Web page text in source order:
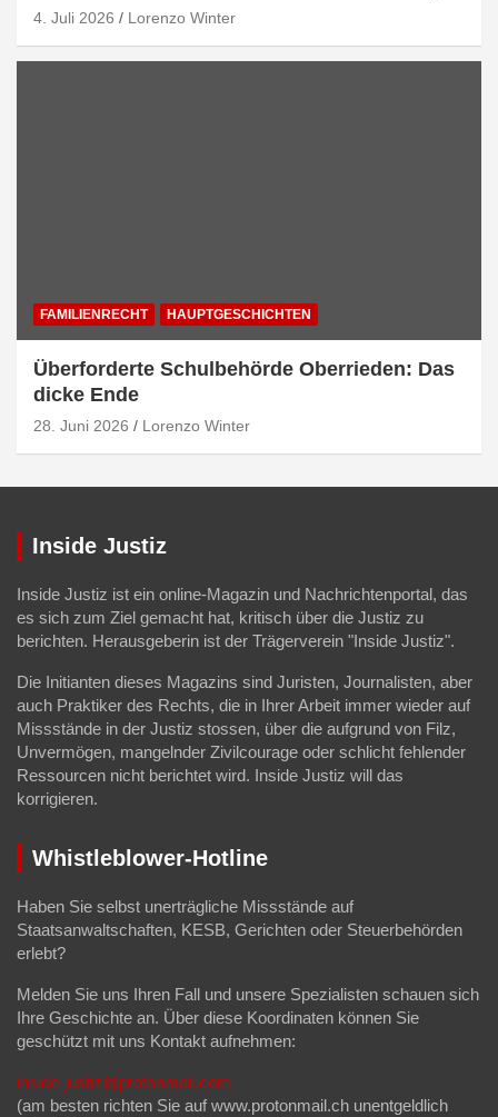
4. Juli 2026 Lorenzo Winter
FAMILIENRECHT HAUPTGESCHICHTEN
Überforderte Schulbehörde Oberrieden: Das
dicke Ende
28. Juni 2026 Lorenzo Winter
Inside Justiz
Inside Justiz ist ein online-Magazin und Nachrichtenportal, das
es sich zum Ziel gemacht hat, kritisch über die Justiz zu
berichten. Herausgeberin ist der Trägerverein "Inside Justiz".
Die Initianten dieses Magazins sind Juristen, Journalisten, aber
auch Praktiker des Rechts, die in Ihrer Arbeit immer wieder auf
Missstände in der Justiz stossen, über die aufgrund von Filz,
Unvermögen, mangelnder Zivilcourage oder schlicht fehlender
Ressourcen nicht berichtet wird. Inside Justiz will das
korrigieren.
Whistleblower-Hotline
Haben Sie selbst unerträgliche Missstände auf
Staatsanwaltschaften, KESB, Gerichten oder Steuerbehörden
erlebt?
Melden Sie uns Ihren Fall und unsere Spezialisten schauen sich
Ihre Geschichte an. Über diese Koordinaten können Sie
geschützt mit uns Kontakt aufnehmen:
inside-justiz@protonmail.com
(am besten richten Sie auf www.protonmail.ch unentgeldlich